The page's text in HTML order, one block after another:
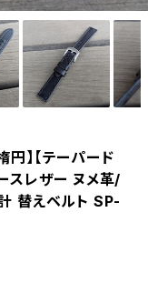
円】【テーパード
スレザー ヌメ革/
替えベルト SP-